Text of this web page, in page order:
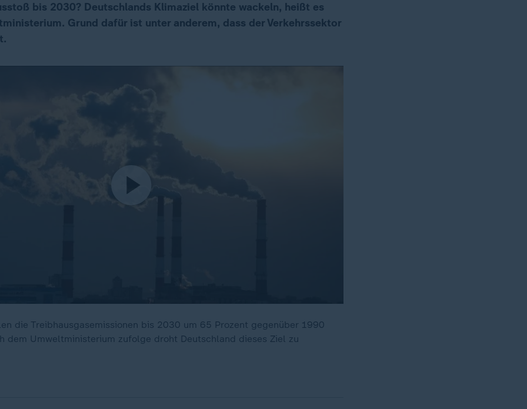
bis 2030? Deutschlands Klimaziel könnte wackeln, heißt es
Grund dafür ist unter anderem, dass der Verkehrssektor
die Treibhausgasemissionen bis 2030 um 65 Prozent gegenüber 1990
dem Umweltministerium zufolge droht Deutschland dieses Ziel zu